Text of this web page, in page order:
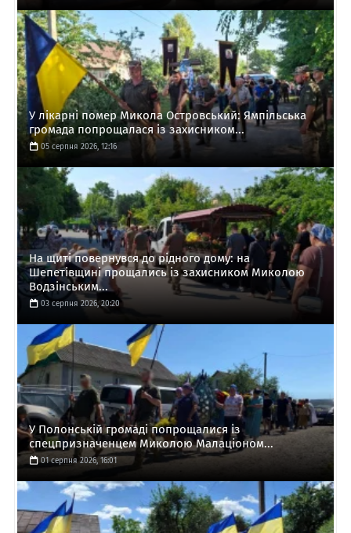
У лікарні помер Микола Островський: Ямпільська
громада попрощалася із захисником...
05 серпня 2026, 12:16
На щиті повернувся до рідного дому: на
Шепетівщині прощались із захисником Миколою
Водзінським...
03 серпня 2026, 20:20
У Полонській громаді попрощалися із
спецпризначенцем Миколою Малаціоном...
01 серпня 2026, 16:01